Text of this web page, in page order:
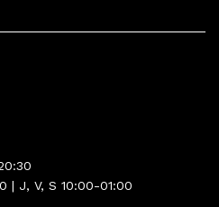
| J, V, S 10:00-01:00